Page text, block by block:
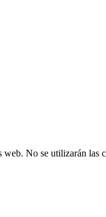
No se utilizarán las